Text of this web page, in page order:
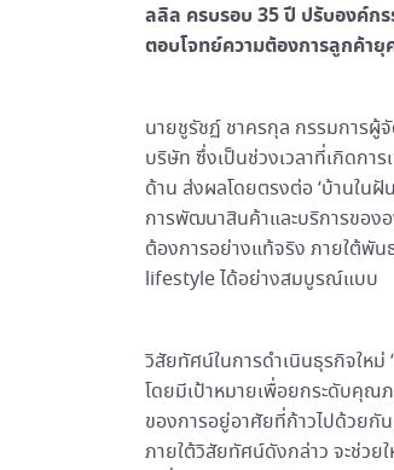
ลลิล ครบรอบ 35 ปี ปรับองค์
ตอบโจทย์ความต้องการลูกค้ายุ
นายชูรัชฏ์ ชาครกุล กรรมการผู้
บริษัท ซึ่งเป็นช่วงเวลาที่เกิดกา
ด้าน ส่งผลโดยตรงต่อ ‘บ้านใน
การพัฒนาสินค้าและบริการขอ
ต้องการอย่างแท้จริง ภายใต้พัน
lifestyle ได้อย่างสมบูรณ์แบบ
วิสัยทัศน์ในการดำเนินธุรกิจให
โดยมีเป้าหมายเพื่อยกระดับคุณ
ของการอยู่อาศัยที่ก้าวไปด้วย
ภายใต้วิสัยทัศน์ดังกล่าว จะช่ว